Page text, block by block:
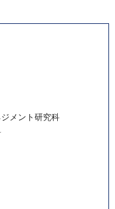
メント研究科